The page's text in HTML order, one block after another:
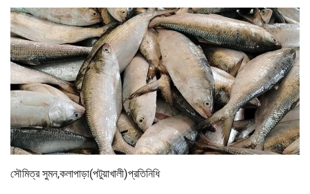
সৌমিত্র সুমন,কলাপাড়া(পটুয়াখালী)প্রতিনিধি